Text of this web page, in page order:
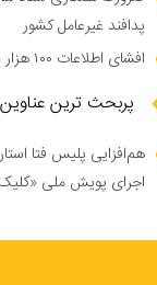
پدافند غیرعامل کشور
افشای اطلاعات ۱۰۰ هزار نیروی پلیس در دارک وب
پربحث ترین عناوین
هم‌افزایی پلیس فتا
اجرای پویش ملی